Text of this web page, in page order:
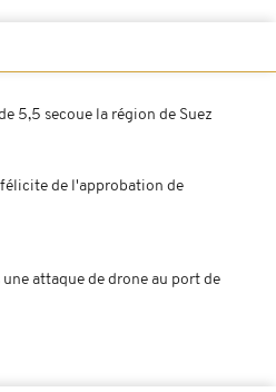
5,5 secoue la région de Suez
de l'approbation de
attaque de drone au port de